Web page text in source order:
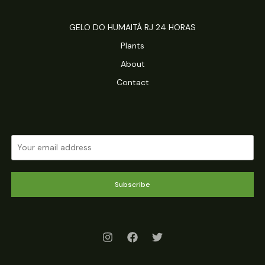
GELO DO HUMAITÁ RJ 24 HORAS
Plants
About
Contact
Subscribe